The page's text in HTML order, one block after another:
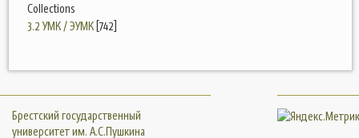
Collections
3.2 УМК / ЭУМК [742]
Брестский государственный
университет им. А.С.Пушкина